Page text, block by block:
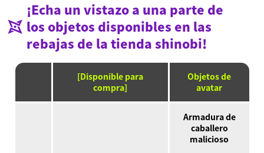
¡Echa un vistazo a una parte de
los objetos disponibles en las
rebajas de la tienda shinobi!
[Disponible para
compra]
Objetos de
avatar
Armadura de
caballero
malicioso